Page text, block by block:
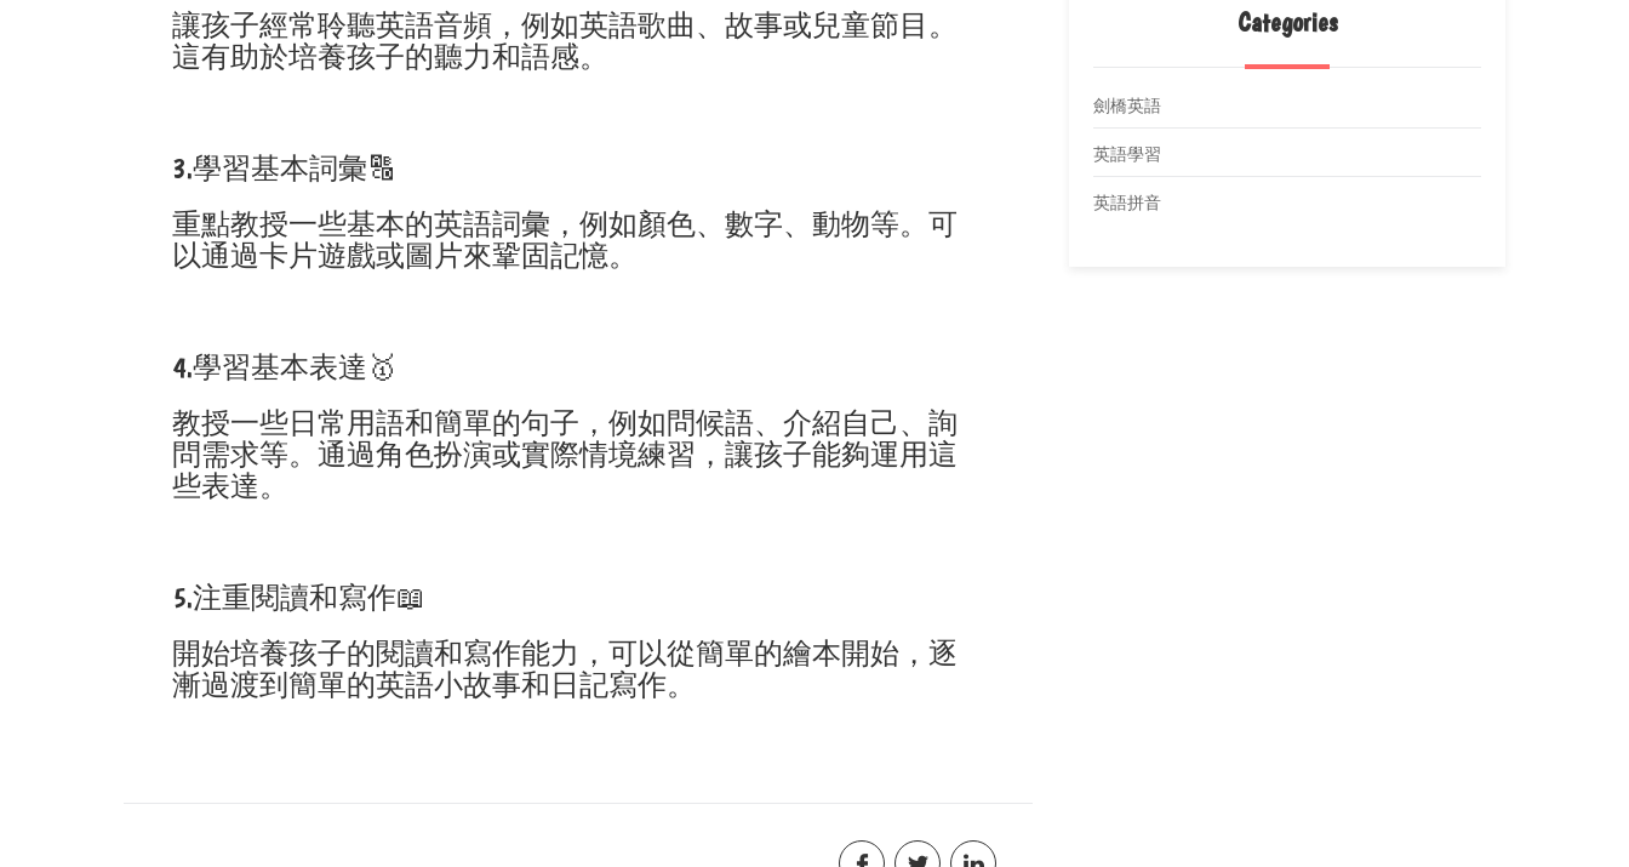
讓孩子經常聆聽英語音頻，例如英語歌曲、故事或兒童節目。
這有助於培養孩子的聽力和語感。
3.學習基本詞彙🔠
重點教授一些基本的英語詞彙，例如顏色、數字、動物等。可
以通過卡片遊戲或圖片來鞏固記憶。
4.學習基本表達🥇
教授一些日常用語和簡單的句子，例如問候語、介紹自己、詢
問需求等。通過角色扮演或實際情境練習，讓孩子能夠運用這
些表達。
5.注重閱讀和寫作📖
開始培養孩子的閱讀和寫作能力，可以從簡單的繪本開始，逐
漸過渡到簡單的英語小故事和日記寫作。
Categories
劍橋英語
英語學習
英語拼音